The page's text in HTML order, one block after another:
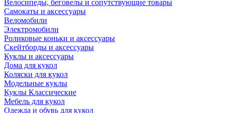
Велосипеды, беговелы и сопутствующие товары
Самокаты и аксессуары
Веломобили
Электромобили
Роликовые коньки и аксессуары
Скейтборды и аксессуары
Куклы и аксессуары
Дома для кукол
Коляски для кукол
Модельные куклы
Куклы Классические
Мебель для кукол
Одежда и обувь для кукол